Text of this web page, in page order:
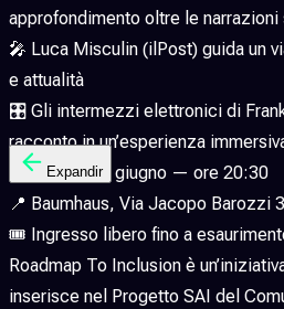
approfondimento oltre le
🎤 Luca Misculin (ilPost) guida un
e attualità
🎛️ Gli intermezzi elettronici di
racconto in un’esperienza
🗓️ Giovedì 18 giugno — ore 20:30
📍 Baumhaus, Via Jacopo Barozzi
🎟️ Ingresso libero fino a
Roadmap To Inclusion è
inserisce nel Progetto SAI del
Expandir